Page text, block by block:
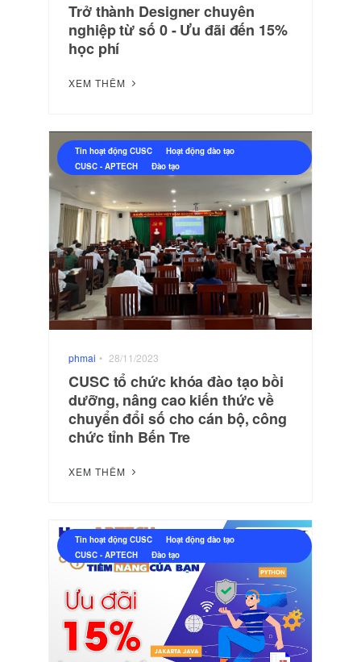
Trở thành Designer chuyên
nghiệp từ số 0 - Ưu đãi đến 15%
học phí
XEM THÊM
Tin hoạt động CUSC
Hoạt động đào tạo
CUSC - APTECH
Đào tạo
phmai • 28/11/2023
CUSC tổ chức khóa đào tạo bồi
dưỡng, nâng cao kiến thức về
chuyển đổi số cho cán bộ, công
chức tỉnh Bến Tre
XEM THÊM
Tin hoạt động CUSC
Hoạt động đào tạo
CUSC - APTECH
Đào tạo